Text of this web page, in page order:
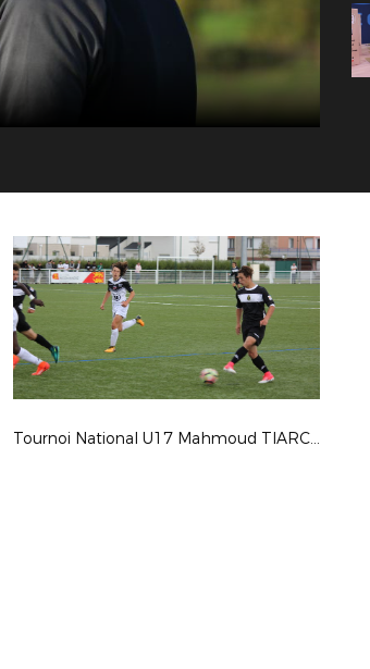
Tournoi National U17 Mahmoud TIARCI - Saison 2017-2018